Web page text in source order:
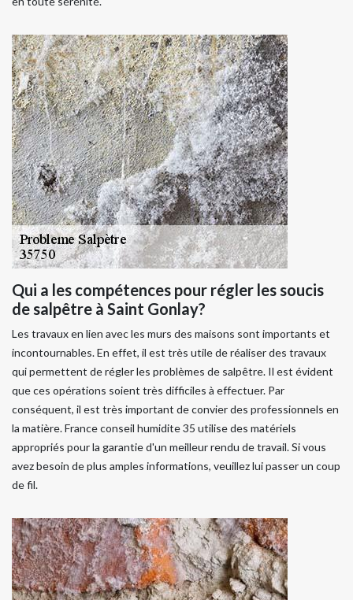
Qui a les compétences pour régler les soucis
de salpêtre à Saint Gonlay?
Les travaux en lien avec les murs des maisons sont importants et
incontournables. En effet, il est très utile de réaliser des travaux
qui permettent de régler les problèmes de salpêtre. Il est évident
que ces opérations soient très difficiles à effectuer. Par
conséquent, il est très important de convier des professionnels en
la matière. France conseil humidite 35 utilise des matériels
appropriés pour la garantie d'un meilleur rendu de travail. Si vous
avez besoin de plus amples informations, veuillez lui passer un coup
de fil.